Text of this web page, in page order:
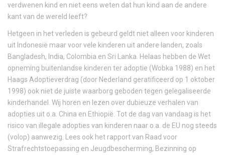
verdwenen kind en niet eens weten dat hun kind aan de andere
kant van de wereld leeft?
Hetgeen in het verleden is gebeurd geldt niet alleen voor kinderen
uit Indonesië maar voor vele kinderen uit andere landen, zoals
Bangladesh, India, Colombia en Sri Lanka. Helaas hebben de Wet
opneming buitenlandse kinderen ter adoptie (Wobka 1988) en het
Haags Adoptieverdrag (door Nederland geratificeerd op 1 oktober
1998) ook niet de juiste waarborg geboden tegen gelegaliseerde
kinderhandel. Wij horen en lezen over dubieuze verhalen van
adopties uit o.a. China en Ethiopië. Tot de dag van vandaag is het
risico van illegale adopties van kinderen naar o.a. de EU nog steeds
(volop) aanwezig. Lees ook het rapport van Raad voor
Strafrechtstoepassing en Jeugdbescherming, Bezinning op